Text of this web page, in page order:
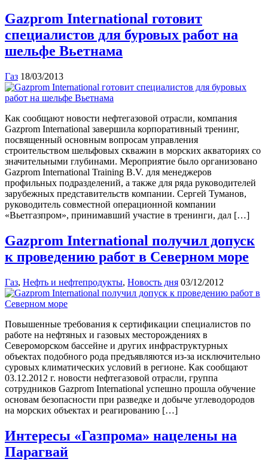
Gazprom International готовит
специалистов для буровых работ на
шельфе Вьетнама
Газ 18/03/2013
Как сообщают новости нефтегазовой отрасли, компания
Gazprom International завершила корпоративный тренинг,
посвященный основным вопросам управления
строительством шельфовых скважин в морских акваториях со
значительными глубинами. Мероприятие было организовано
Gazprom International Training B.V. для менеджеров
профильных подразделений, а также для ряда руководителей
зарубежных представительств компании. Сергей Туманов,
руководитель совместной операционной компании
«Вьетгазпром», принимавший участие в тренинги, дал […]
Gazprom International получил допуск
к проведению работ в Северном море
Газ, Нефть и нефтепродукты, Новость дня 03/12/2012
Повышенные требования к сертификации специалистов по
работе на нефтяных и газовых месторождениях в
Североморском бассейне и других инфраструктурных
объектах подобного рода предъявляются из-за исключительно
суровых климатических условий в регионе. Как сообщают
03.12.2012 г. новости нефтегазовой отрасли, группа
сотрудников Gazprom International успешно прошла обучение
основам безопасности при разведке и добыче углеводородов
на морских объектах и реагированию […]
Интересы «Газпрома» нацелены на
Парагвай